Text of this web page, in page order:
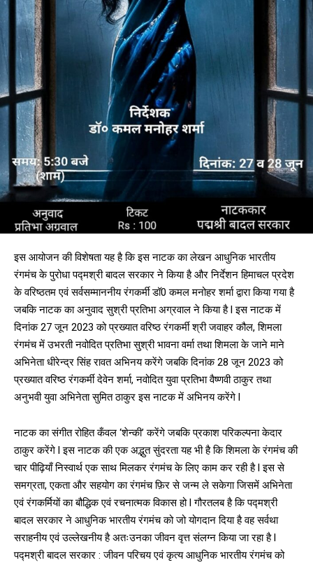
इस आयोजन की विशेषता यह है कि इस नाटक का लेखन आधुनिक भारतीय
रंगमंच के पुरोधा पद्मश्री बादल सरकार ने किया है और निर्देशन हिमाचल प्रदेश
के वरिष्ठतम एवं सर्वसम्माननीय रंगकर्मी डॉ0 कमल मनोहर शर्मा द्वारा किया गया है
जबकि नाटक का अनुवाद सुश्री प्रतिभा अग्रवाल ने किया है l इस नाटक में
दिनांक 27 जून 2023 को प्रख्यात वरिष्ठ रंगकर्मी श्री जवाहर कौल, शिमला
रंगमंच में उभरती नवोदित प्रतिभा सुश्री भावना वर्मा तथा शिमला के जाने माने
अभिनेता धीरेन्द्र सिंह रावत अभिनय करेंगे जबकि दिनांक 28 जून 2023 को
प्रख्यात वरिष्ठ रंगकर्मी देवेन शर्मा, नवोदित युवा प्रतिभा वैष्णवी ठाकुर तथा
अनुभवी युवा अभिनेता सुमित ठाकुर इस नाटक में अभिनय करेंगे l
नाटक का संगीत रोहित कँवल ‘शेन्की’ करेंगे जबकि प्रकाश परिकल्पना केदार
ठाकुर करेंगे l इस नाटक की एक अद्भुत सुंदरता यह भी है कि शिमला के रंगमंच की
चार पीढ़ियाँ निस्वार्थ एक साथ मिलकर रंगमंच के लिए काम कर रही है l इस से
समग्रता, एकता और सहयोग का रंगमंच फ़िर से जन्म ले सकेगा जिसमें अभिनेता
एवं रंगकर्मियों का बौद्धिक एवं रचनात्मक विकास हो l गौरतलब है कि पद्मश्री
बादल सरकार ने आधुनिक भारतीय रंगमंच को जो योगदान दिया है वह सर्वथा
सराहनीय एवं उल्लेखनीय है अतःउनका जीवन वृत्त संलग्न किया जा रहा है l
पद्मश्री बादल सरकार : जीवन परिचय एवं कृत्य आधुनिक भारतीय रंगमंच को